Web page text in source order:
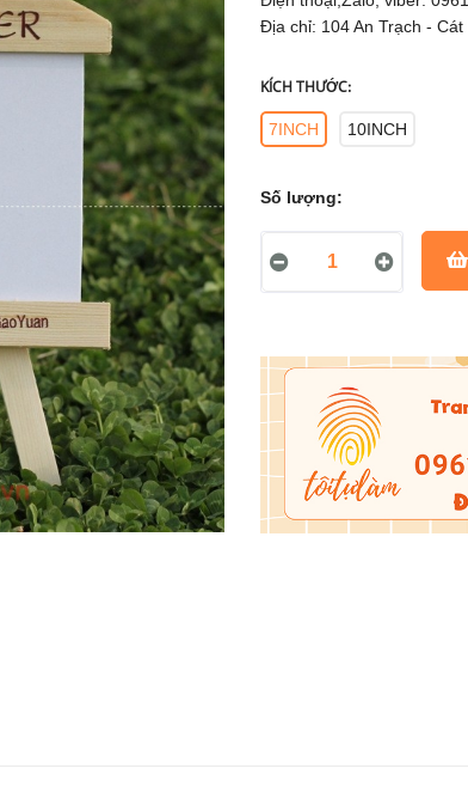
Địa chỉ: 104 An Trạch -
KÍCH THƯỚC:
7INCH 10INCH
Số lượng: